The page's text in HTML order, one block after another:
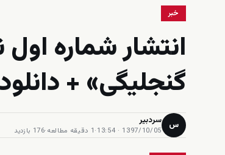
خبر
انتشار شماره
گنجلیگی» + دانلود PDF
س سردبیر
1397/10/05 · 13:54
·1 دقیقه مطالعه ·176 بازدید